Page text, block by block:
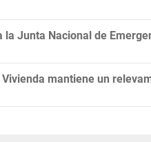
la Junta Nacional de
mantiene un